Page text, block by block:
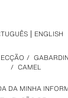
DA MINHA
/
/ CAMEL
ENGLISH